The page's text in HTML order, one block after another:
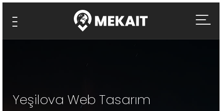
Yeşilova Web Tasarım